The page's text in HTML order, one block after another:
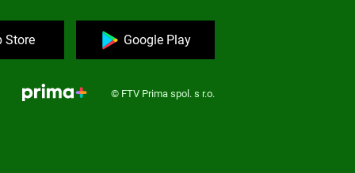
Store Google Play
© FTV Prima spol. s r.o.